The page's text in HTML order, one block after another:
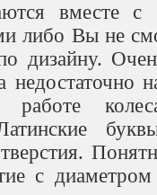
вместе
либо Вы не
дизайну.
недостаточно
с